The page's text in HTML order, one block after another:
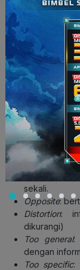
5. Awas!
Ternyata, di tes
jawaban
berdasarkan
seseorang
ciri-ciri
berikut.
Out of scope:
Irrelevant
:
sekali.
Opposite:
Distortion:
dikurangi)
Too general:
dengan
Too specific: